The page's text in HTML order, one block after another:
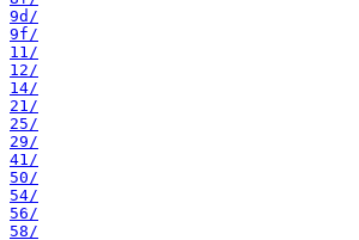
9d/
9f/
11/
12/
14/
21/
25/
29/
41/
50/
54/
56/
58/